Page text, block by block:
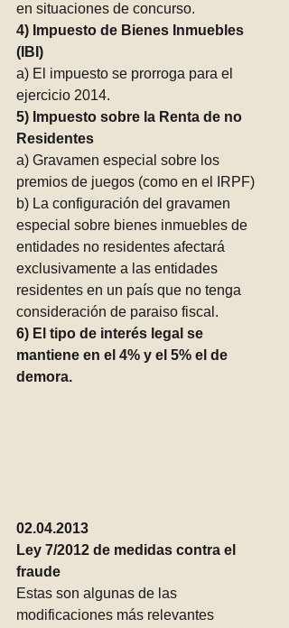
en situaciones de concurso.
4) Impuesto de Bienes Inmuebles
(IBI)
a) El impuesto se prorroga para el
ejercicio 2014.
5) Impuesto sobre la Renta de no
Residentes
a) Gravamen especial sobre los
premios de juegos (como en el IRPF)
b) La configuración del gravamen
especial sobre bienes inmuebles de
entidades no residentes afectará
exclusivamente a las entidades
residentes en un país que no tenga
consideración de paraiso fiscal.
6) El tipo de interés legal se
mantiene en el 4% y el 5% el de
demora.
02.04.2013
Ley 7/2012 de medidas contra el
fraude
Estas son algunas de las
modificaciones más relevantes